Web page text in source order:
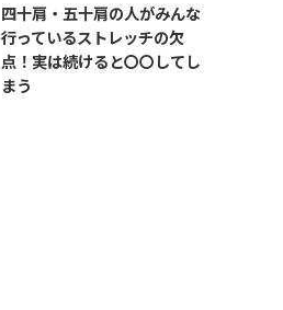
四十肩・五十肩の人がみんな
行っているストレッチの欠
点！実は続けると〇〇してし
まう